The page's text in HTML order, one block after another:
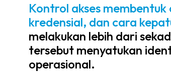
Kontrol akses
kredensial, dan cara
melakukan lebih dari
tersebut menyatukan
operasional.